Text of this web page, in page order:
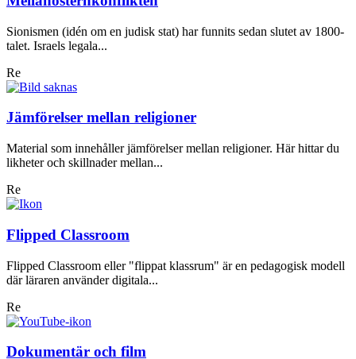
Sionismen (idén om en judisk stat) har funnits sedan slutet av 1800-
talet. Israels legala...
Re
Jämförelser mellan religioner
Material som innehåller jämförelser mellan religioner. Här hittar du
likheter och skillnader mellan...
Re
Flipped Classroom
Flipped Classroom eller "flippat klassrum" är en pedagogisk modell
där läraren använder digitala...
Re
Dokumentär och film